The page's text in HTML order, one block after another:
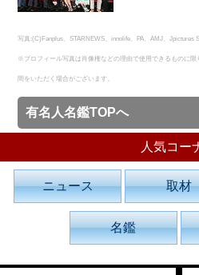
写真:(C)Fanplus、STARNEWS、innolife、PA、AMJ、Jpictures
※プロフィール写真は肖像権などの理由で使用できるものに
間をいただく場合がございます。
有名人名鑑TOPへ
人気コー
ニュース 取材
名鑑